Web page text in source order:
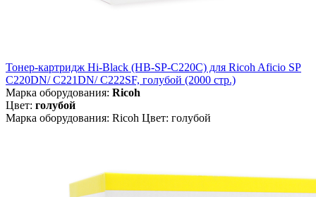
Тонер-картридж Hi-Black (HB-SP-C220C) для Ricoh Aficio SP
C220DN/ C221DN/ C222SF, голубой (2000 стр.)
Марка оборудования: Ricoh
Цвет: голубой
Марка оборудования: Ricoh Цвет: голубой